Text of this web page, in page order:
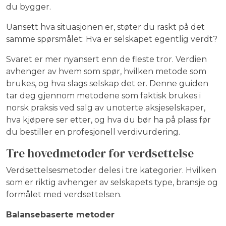
du bygger.
Uansett hva situasjonen er, støter du raskt på det
samme spørsmålet: Hva er selskapet egentlig verdt?
Svaret er mer nyansert enn de fleste tror. Verdien
avhenger av hvem som spør, hvilken metode som
brukes, og hva slags selskap det er. Denne guiden
tar deg gjennom metodene som faktisk brukes i
norsk praksis ved salg av unoterte aksjeselskaper,
hva kjøpere ser etter, og hva du bør ha på plass før
du bestiller en profesjonell verdivurdering.
Tre hovedmetoder for verdsettelse
Verdsettelsesmetoder deles i tre kategorier. Hvilken
som er riktig avhenger av selskapets type, bransje og
formålet med verdsettelsen.
Balansebaserte metoder